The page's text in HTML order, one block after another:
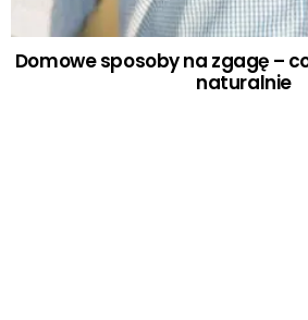
Domowe sposoby na zgagę –
naturalnie